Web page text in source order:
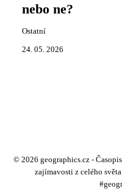
nebo ne?
Ostatní
24. 05. 2026
© 2026 geographics.cz -
zajímavosti z celého